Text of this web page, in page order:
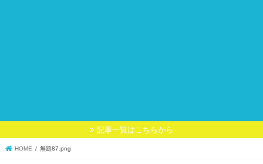
記事一覧はこちらから
HOME 無題87.png